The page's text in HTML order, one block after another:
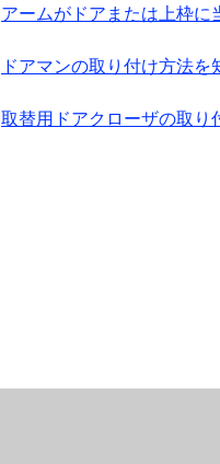
アームがドアまたは上枠に
ドアマンの取り付け方法を
取替用ドアクローザの取り